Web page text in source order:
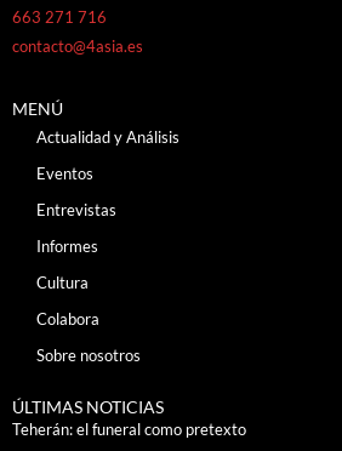
663 271 716
contacto@4asia.es
MENÚ
Actualidad y Análisis
Eventos
Entrevistas
Informes
Cultura
Colabora
Sobre nosotros
ÚLTIMAS NOTICIAS
Teherán: el funeral como pretexto